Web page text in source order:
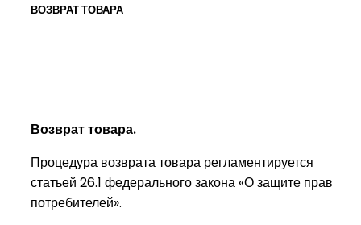
ВОЗВРАТ ТОВАРА
Возврат товара.
Процедура возврата товара регламентируется
статьей 26.1 федерального закона «О защите прав
потребителей».